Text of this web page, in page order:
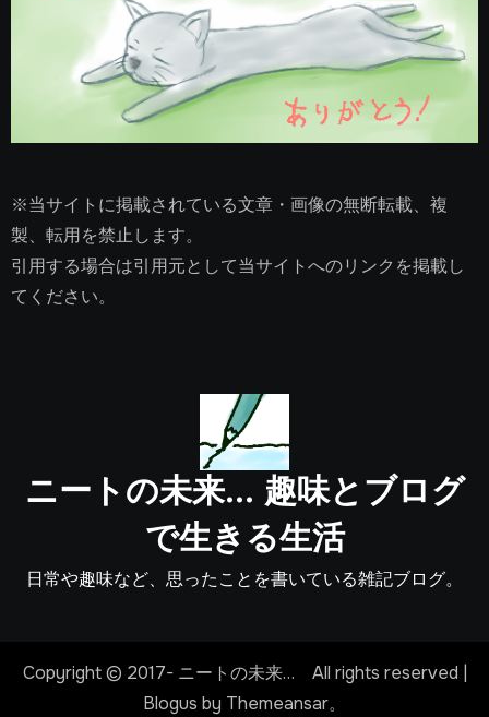
※当サイトに掲載されている文章・画像の無断転載、複
製、転用を禁止します。
引用する場合は引用元として当サイトへのリンクを掲載し
てください。
ニートの未来… 趣味とブログ
で生きる生活
日常や趣味など、思ったことを書いている雑記ブログ。
Copyright © 2017- ニートの未来… All rights reserved |
Blogus by Themeansar。